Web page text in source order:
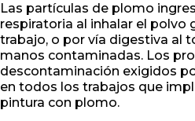
Las partículas de plomo
respiratoria al inhalar el polvo
trabajo, o por vía digestiva al
manos contaminadas. Los
descontaminación exigidos
en todos los trabajos que
pintura con plomo.